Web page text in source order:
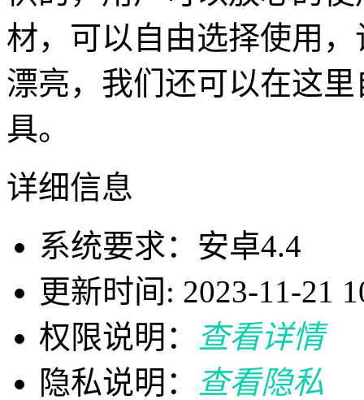
材，可以自由选择使用
漂亮，我们还可以在这
具。
详细信息
系统要求：安卓4.4
更新时间: 2023-11-21
权限说明：
查看详情
隐私说明：
查看隐私